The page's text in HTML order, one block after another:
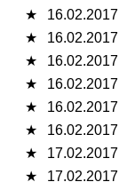
★
16.02.2017
★
16.02.2017
★
16.02.2017
★
16.02.2017
★
16.02.2017
★
16.02.2017
★
17.02.2017
★
17.02.2017